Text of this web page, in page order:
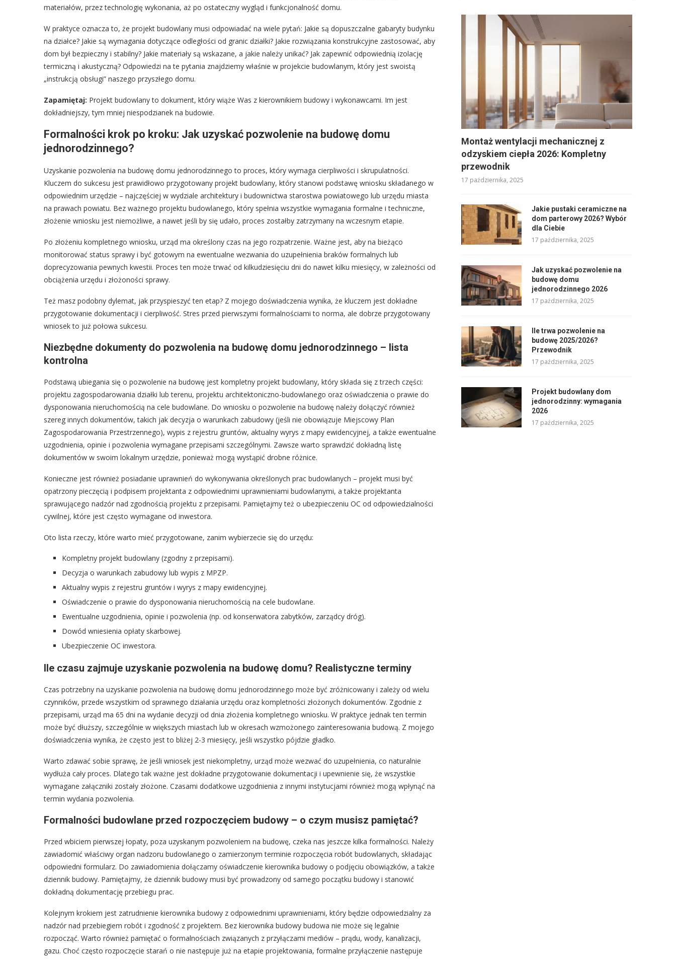
materiałów, przez technologię wykonania, aż po ostateczny wygląd i funkcjonalność domu.
W praktyce oznacza to, że projekt budowlany musi odpowiadać na wiele pytań: Jakie są dopuszczalne gabaryty budynku
na działce? Jakie są wymagania dotyczące odległości od granic działki? Jakie rozwiązania konstrukcyjne zastosować, aby
dom był bezpieczny i stabilny? Jakie materiały są wskazane, a jakie należy unikać? Jak zapewnić odpowiednią izolację
termiczną i akustyczną? Odpowiedzi na te pytania znajdziemy właśnie w projekcie budowlanym, który jest swoistą
„instrukcją obsługi” naszego przyszłego domu.
Zapamiętaj: Projekt budowlany to dokument, który wiąże Was z kierownikiem budowy i wykonawcami. Im jest
dokładniejszy, tym mniej niespodzianek na budowie.
Formalności krok po kroku: Jak uzyskać pozwolenie na budowę domu
jednorodzinnego?
Uzyskanie pozwolenia na budowę domu jednorodzinnego to proces, który wymaga cierpliwości i skrupulatności.
Kluczem do sukcesu jest prawidłowo przygotowany projekt budowlany, który stanowi podstawę wniosku składanego w
odpowiednim urzędzie – najczęściej w wydziale architektury i budownictwa starostwa powiatowego lub urzędu miasta
na prawach powiatu. Bez ważnego projektu budowlanego, który spełnia wszystkie wymagania formalne i techniczne,
złożenie wniosku jest niemożliwe, a nawet jeśli by się udało, proces zostałby zatrzymany na wczesnym etapie.
Po złożeniu kompletnego wniosku, urząd ma określony czas na jego rozpatrzenie. Ważne jest, aby na bieżąco
monitorować status sprawy i być gotowym na ewentualne wezwania do uzupełnienia braków formalnych lub
doprecyzowania pewnych kwestii. Proces ten może trwać od kilkudziesięciu dni do nawet kilku miesięcy, w zależności od
obciążenia urzędu i złożoności sprawy.
Też masz podobny dylemat, jak przyspieszyć ten etap? Z mojego doświadczenia wynika, że kluczem jest dokładne
przygotowanie dokumentacji i cierpliwość. Stres przed pierwszymi formalnościami to norma, ale dobrze przygotowany
wniosek to już połowa sukcesu.
Niezbędne dokumenty do pozwolenia na budowę domu jednorodzinnego – lista
kontrolna
Podstawą ubiegania się o pozwolenie na budowę jest kompletny projekt budowlany, który składa się z trzech części:
projektu zagospodarowania działki lub terenu, projektu architektoniczno-budowlanego oraz oświadczenia o prawie do
dysponowania nieruchomością na cele budowlane. Do wniosku o pozwolenie na budowę należy dołączyć również
szereg innych dokumentów, takich jak decyzja o warunkach zabudowy (jeśli nie obowiązuje Miejscowy Plan
Zagospodarowania Przestrzennego), wypis z rejestru gruntów, aktualny wyrys z mapy ewidencyjnej, a także ewentualne
uzgodnienia, opinie i pozwolenia wymagane przepisami szczególnymi. Zawsze warto sprawdzić dokładną listę
dokumentów w swoim lokalnym urzędzie, ponieważ mogą wystąpić drobne różnice.
Konieczne jest również posiadanie uprawnień do wykonywania określonych prac budowlanych – projekt musi być
opatrzony pieczęcią i podpisem projektanta z odpowiednimi uprawnieniami budowlanymi, a także projektanta
sprawującego nadzór nad zgodnością projektu z przepisami. Pamiętajmy też o ubezpieczeniu OC od odpowiedzialności
cywilnej, które jest często wymagane od inwestora.
Oto lista rzeczy, które warto mieć przygotowane, zanim wybierzecie się do urzędu:
Kompletny projekt budowlany (zgodny z przepisami).
Decyzja o warunkach zabudowy lub wypis z MPZP.
Aktualny wypis z rejestru gruntów i wyrys z mapy ewidencyjnej.
Oświadczenie o prawie do dysponowania nieruchomością na cele budowlane.
Ewentualne uzgodnienia, opinie i pozwolenia (np. od konserwatora zabytków, zarządcy dróg).
Dowód wniesienia opłaty skarbowej.
Ubezpieczenie OC inwestora.
Ile czasu zajmuje uzyskanie pozwolenia na budowę domu? Realistyczne terminy
Czas potrzebny na uzyskanie pozwolenia na budowę domu jednorodzinnego może być zróżnicowany i zależy od wielu
czynników, przede wszystkim od sprawnego działania urzędu oraz kompletności złożonych dokumentów. Zgodnie z
przepisami, urząd ma 65 dni na wydanie decyzji od dnia złożenia kompletnego wniosku. W praktyce jednak ten termin
może być dłuższy, szczególnie w większych miastach lub w okresach wzmożonego zainteresowania budową. Z mojego
doświadczenia wynika, że często jest to bliżej 2-3 miesięcy, jeśli wszystko pójdzie gładko.
Warto zdawać sobie sprawę, że jeśli wniosek jest niekompletny, urząd może wezwać do uzupełnienia, co naturalnie
wydłuża cały proces. Dlatego tak ważne jest dokładne przygotowanie dokumentacji i upewnienie się, że wszystkie
wymagane załączniki zostały złożone. Czasami dodatkowe uzgodnienia z innymi instytucjami również mogą wpłynąć na
termin wydania pozwolenia.
Formalności budowlane przed rozpoczęciem budowy – o czym musisz pamiętać?
Przed wbiciem pierwszej łopaty, poza uzyskanym pozwoleniem na budowę, czeka nas jeszcze kilka formalności. Należy
zawiadomić właściwy organ nadzoru budowlanego o zamierzonym terminie rozpoczęcia robót budowlanych, składając
odpowiedni formularz. Do zawiadomienia dołączamy oświadczenie kierownika budowy o podjęciu obowiązków, a także
dziennik budowy. Pamiętajmy, że dziennik budowy musi być prowadzony od samego początku budowy i stanowić
dokładną dokumentację przebiegu prac.
Kolejnym krokiem jest zatrudnienie kierownika budowy z odpowiednimi uprawnieniami, który będzie odpowiedzialny za
nadzór nad przebiegiem robót i zgodność z projektem. Bez kierownika budowy budowa nie może się legalnie
rozpocząć. Warto również pamiętać o formalnościach związanych z przyłączami mediów – prądu, wody, kanalizacji,
gazu. Choć często rozpoczęcie starań o nie następuje już na etapie projektowania, formalne przyłączenie następuje
Montaż wentylacji mechanicznej z
odzyskiem ciepła 2026: Kompletny
przewodnik
17 października, 2025
Jakie pustaki ceramiczne na
dom parterowy 2026? Wybór
dla Ciebie
17 października, 2025
Jak uzyskać pozwolenie na
budowę domu
jednorodzinnego 2026
17 października, 2025
Ile trwa pozwolenie na
budowę 2025/2026?
Przewodnik
17 października, 2025
Projekt budowlany dom
jednorodzinny: wymagania
2026
17 października, 2025